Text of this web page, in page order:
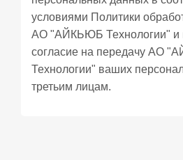
условиями Политики
АО "АЙКЬЮБ Технологии" и
согласие на передачу АО
Технологии" ваших
третьим лицам.